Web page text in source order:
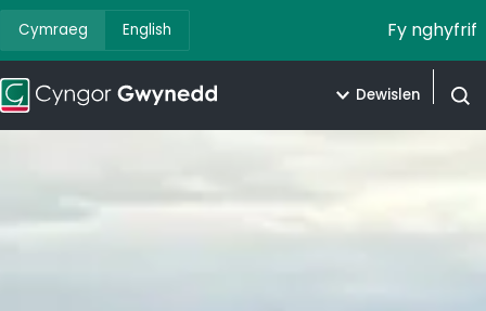
Cymraeg English Fy nghyfrif
Dewislen